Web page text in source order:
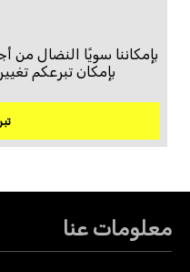
بإمكاننا سويًا النضال
بإمكان تبرعكم
معلومات عنا